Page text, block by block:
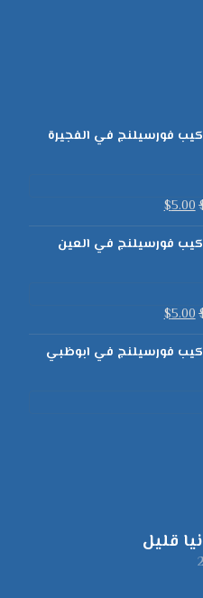
فورسيلنج في الفجيرة
$5.00
فورسيلنج في العين
$5.00
فورسيلنج في ابوظبي
قليل